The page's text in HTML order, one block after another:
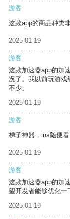
游客
这款app的商品种类
2025-01-19
游客
这款加速器app的加
况了。我以前玩游戏
不少。
2025-01-19
游客
梯子神器，ins随便看
2025-01-19
游客
这款加速器app的加
望开发者能够优化一
2025-01-19